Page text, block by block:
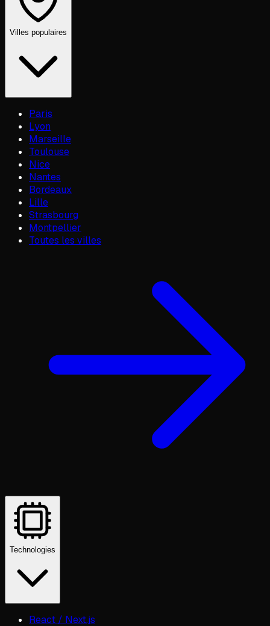
Villes populaires
Paris
Lyon
Marseille
Toulouse
Nice
Nantes
Bordeaux
Lille
Strasbourg
Montpellier
Toutes les villes
Technologies
React / Next.js